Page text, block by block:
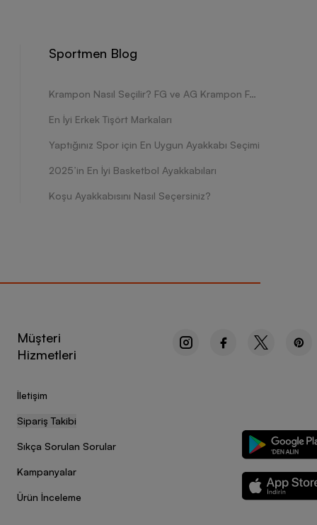
Sportmen Blog
Krampon Nasıl Seçilir? FG ve AG Krampon Farkları Nelerdir?
En İyi Erkek Tişört Markaları
Yaptığınız Spor için En Uygun Ayakkabı Seçimi
2025’in En İyi Basketbol Ayakkabıları
Koşu Ayakkabısını Nasıl Seçersiniz?
Müşteri
Hizmetleri
İletişim
Sipariş Takibi
Sıkça Sorulan Sorular
Kampanyalar
Ürün İnceleme